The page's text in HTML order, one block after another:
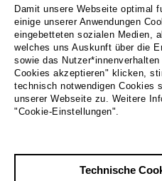
Damit unsere Webseite optimal
einige unserer Anwendungen
eingebetteten sozialen Medien,
welches uns Auskunft über die
sowie das
Cookies akzeptieren" klicken,
technisch notwendigen Cookies
unserer Webseite zu. Weitere
"Cookie-Einstellungen".
Technische